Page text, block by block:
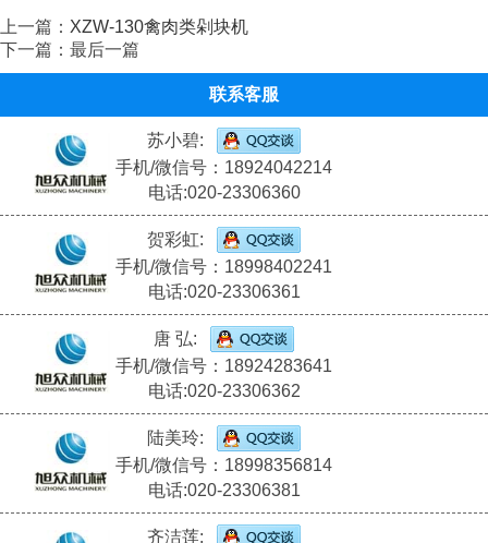
上一篇： XZW-130禽肉类剁块机
下一篇：最后一篇
联系客服
苏小碧:
手机/微信号：18924042214
电话:020-23306360
贺彩虹:
手机/微信号：18998402241
电话:020-23306361
唐 弘:
手机/微信号：18924283641
电话:020-23306362
陆美玲:
手机/微信号：18998356814
电话:020-23306381
齐洁莲: